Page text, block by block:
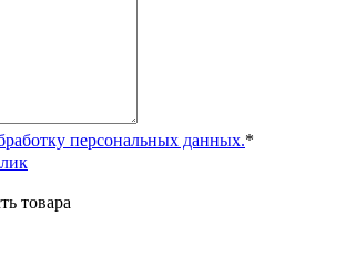
персональных данных.*
товара